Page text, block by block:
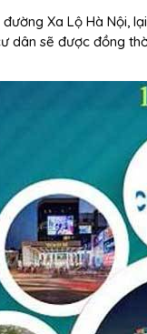
Xa Lộ Hà Nội,
dân sẽ được đồng